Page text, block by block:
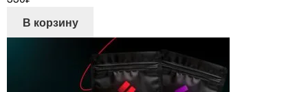
В корзину